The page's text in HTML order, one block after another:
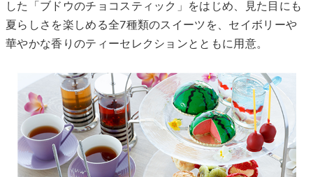
した「ブドウのチョコスティック」をはじめ、見た目にも
夏らしさを楽しめる全7種類のスイーツを、セイボリーや
華やかな香りのティーセレクションとともに用意。